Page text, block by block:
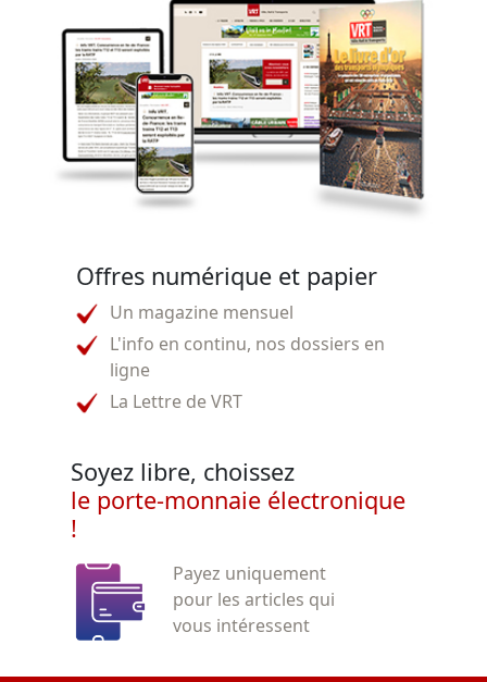
Offres numérique et papier
Un magazine mensuel
L'info en continu, nos dossiers en
ligne
La Lettre de VRT
Soyez libre, choissez
le porte-monnaie électronique
!
Payez uniquement
pour les articles qui
vous intéressent